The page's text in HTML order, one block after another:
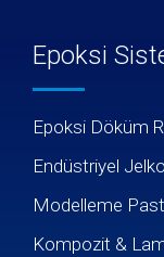
Epoksi
Epoksi Döküm
Endüstriyel
Modelleme
Kompozit &